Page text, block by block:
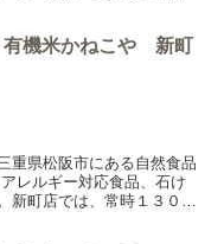
有機米かねこや 新町
重県松阪市にある自然食品
レルギー対応食品、石け
新町店では、常時１３００